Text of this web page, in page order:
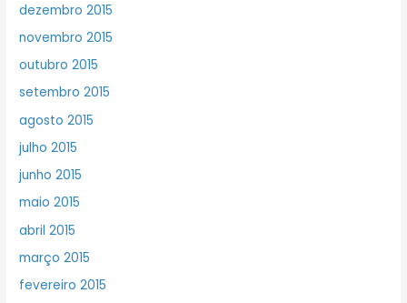
dezembro 2015
novembro 2015
outubro 2015
setembro 2015
agosto 2015
julho 2015
junho 2015
maio 2015
abril 2015
março 2015
fevereiro 2015